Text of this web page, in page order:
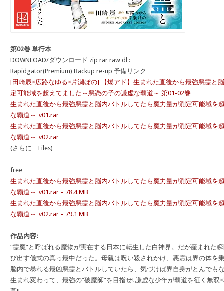
第02巻 単行本
DOWNLOAD/ダウンロード zip rar raw dl :
Rapidgator(Premium) Backup re-up 予備リンク
[田崎辰×広路なゆる×片瀬ぼの] 【爆アド】生まれた直後から最強悪霊と
定可能域を超えてました～悪憑の子の謙虚な覇道～ 第01-02巻
生まれた直後から最強悪霊と脳内バトルしてたら魔力量が測定可能域を
な覇道～_v01.rar
生まれた直後から最強悪霊と脳内バトルしてたら魔力量が測定可能域を
な覇道～_v02.rar
(さらに…Files)
free
生まれた直後から最強悪霊と脳内バトルしてたら魔力量が測定可能域を
な覇道～_v01.rar – 78.4 MB
生まれた直後から最強悪霊と脳内バトルしてたら魔力量が測定可能域を
な覇道～_v02.rar – 79.1 MB
作品内容:
“霊魔”と呼ばれる魔物が実在する日本に転生した白神界。だが産まれた
び出す儀式の真っ最中だった。母親は呪い殺されかけ、悪霊は界の体を
脳内で暴れる最凶悪霊とバトルしていたら、気づけば界自身がとんでも
生まれ変わって、最強の“破魔師”を目指せ! 謙虚な少年が覇道を征く無双